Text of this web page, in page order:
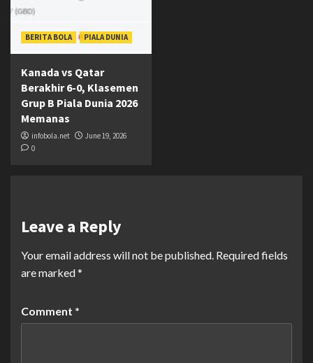
BERITA BOLA PIALA DUNIA
Kanada vs Qatar
Berakhir 6-0, Klasemen
Grup B Piala Dunia 2026
Memanas
infobola.net
June 19, 2026
0
Leave a Reply
Your email address will not be published. Required fields
are marked*
Comment *